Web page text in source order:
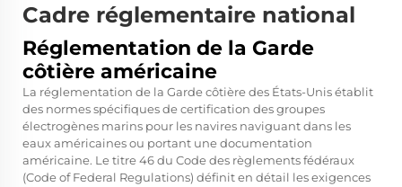
Cadre réglementaire national
Réglementation de la Garde
côtière américaine
La réglementation de la Garde côtière des États-Unis établit
des normes spécifiques de certification des groupes
électrogènes marins pour les navires naviguant dans les
eaux américaines ou portant une documentation
américaine. Le titre 46 du Code des règlements fédéraux
(Code of Federal Regulations) définit en détail les exigences